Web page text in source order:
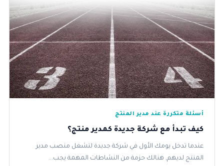
أسئلة متكررة عند مدير المنتج
كيف تبدأ مع شركة جديدة كمدير منتج؟
عندما تدخل يومك الأول في شركة جديدة لتشغل منصب مدير
المنتج لديهم, هنالك حزمة من النشاطات المهمة يجب...